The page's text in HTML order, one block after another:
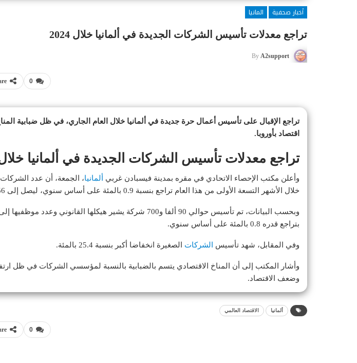
أخبار صحفية
المانيا
تراجع معدلات تأسيس الشركات الجديدة في ألمانيا خلال 2024
By A2support
0
تراجع الإقبال على تأسيس أعمال حرة جديدة في ألمانيا خلال العام الجاري، في ظل ضبابية
اقتصاد بأوروبا.
تراجع معدلات تأسيس الشركات الجديدة في ألمانيا خلال
وأعلن مكتب الإحصاء الاتحادي في مقره بمدينة فيسبادن غربي ألمانيا، الجمعة، أن عدد
خلال الأشهر التسعة الأولى من هذا العام تراجع بنسبة 0.9 بالمئة على أساس سنوي، ليصل إلى 456 ألف شركة.
وبحسب البيانات، تم تأسيس حوالي 90 ألفا و700 شركة يشير هيكلها القانوني
بتراجع قدره 0.8 بالمئة على أساس سنوي.
وفي المقابل، شهد تأسيس الشركات الصغيرة انخفاضا أكبر بنسبة 25.4 بالمئة.
وأشار المكتب إلى أن المناخ الاقتصادي يتسم بالضبابية بالنسبة لمؤسسي الشركات في ظل
وضعف الاقتصاد.
ألمانيا الاقتصاد العالمي
0